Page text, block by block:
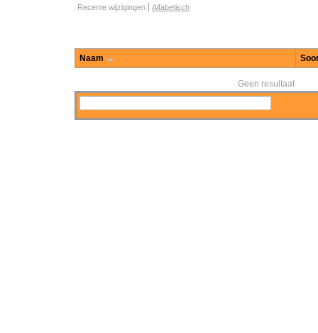
Opties voor het bladeren door functies
Recente wijzigingen Alfabetisch
Naam
Geen resultaat